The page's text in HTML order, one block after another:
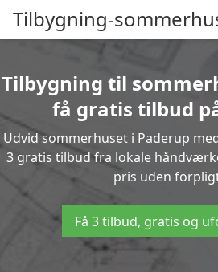
Tilbygning-
Tilbygning til
få gratis tilbud
Udvid sommerhuset i Paderup
3 gratis tilbud fra lokale
pris uden
Få 3 tilbud, gratis og